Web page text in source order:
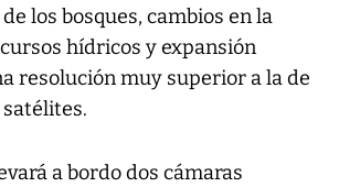
los bosques, cambios en la
hídricos y expansión
resolución muy superior a la de
a bordo dos cámaras